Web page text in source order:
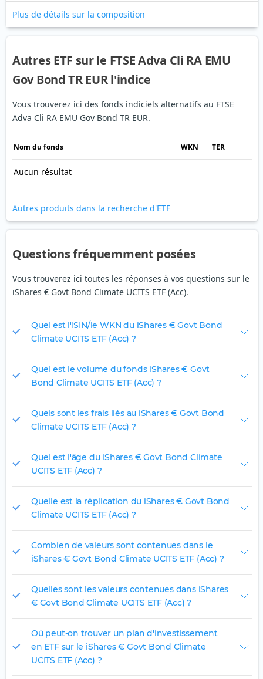
Plus de détails sur la composition
Autres ETF sur le FTSE Adva Cli RA EMU
Gov Bond TR EUR l'indice
Vous trouverez ici des fonds indiciels alternatifs au FTSE
Adva Cli RA EMU Gov Bond TR EUR.
Nom du fonds WKN TER
Aucun résultat
Autres produits dans la recherche d'ETF
Questions fréquemment posées
Vous trouverez ici toutes les réponses à vos questions sur le
iShares € Govt Bond Climate UCITS ETF (Acc).
Quel est l'ISIN/le WKN du iShares € Govt Bond
Climate UCITS ETF (Acc) ?
Quel est le volume du fonds iShares € Govt
Bond Climate UCITS ETF (Acc) ?
Quels sont les frais liés au iShares € Govt Bond
Climate UCITS ETF (Acc) ?
Quel est l'âge du iShares € Govt Bond Climate
UCITS ETF (Acc) ?
Quelle est la réplication du iShares € Govt Bond
Climate UCITS ETF (Acc) ?
Combien de valeurs sont contenues dans le
iShares € Govt Bond Climate UCITS ETF (Acc) ?
Quelles sont les valeurs contenues dans iShares
€ Govt Bond Climate UCITS ETF (Acc) ?
Où peut-on trouver un plan d'investissement
en ETF sur le iShares € Govt Bond Climate
UCITS ETF (Acc) ?